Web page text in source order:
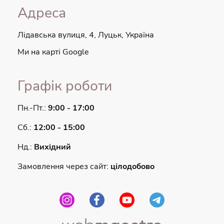
Адреса
Лідавська вулиця, 4, Луцьк, Україна
Ми на карті Google
Графік роботи
Пн.-Пт.: 9:00 - 17:00
Сб.: 12:00 - 15:00
Нд.: Вихідний
Замовлення через сайт: цілодобово